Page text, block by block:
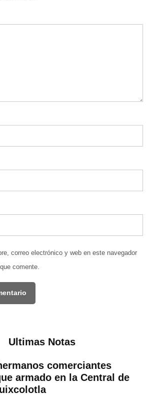
correo electrónico y web en este navegador
comente.
Ultimas Notas
comerciantes
armado en la Central de